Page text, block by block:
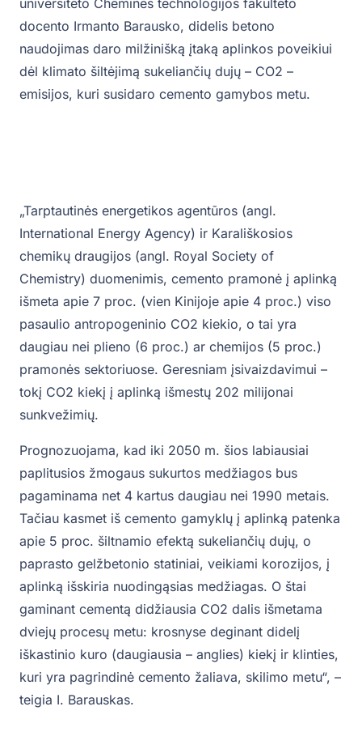
docento Irmanto Barausko, didelis betono
naudojimas daro milžinišką įtaką aplinkos poveikiui
dėl klimato šiltėjimą sukeliančių dujų – CO2 –
emisijos, kuri susidaro cemento gamybos metu.
„Tarptautinės energetikos agentūros (angl.
International Energy Agency) ir Karališkosios
chemikų draugijos (angl. Royal Society of
Chemistry) duomenimis, cemento pramonė į aplinką
išmeta apie 7 proc. (vien Kinijoje apie 4 proc.) viso
pasaulio antropogeninio CO2 kiekio, o tai yra
daugiau nei plieno (6 proc.) ar chemijos (5 proc.)
pramonės sektoriuose. Geresniam įsivaizdavimui –
tokį CO2 kiekį į aplinką išmestų 202 milijonai
sunkvežimių.
Prognozuojama, kad iki 2050 m. šios labiausiai
paplitusios žmogaus sukurtos medžiagos bus
pagaminama net 4 kartus daugiau nei 1990 metais.
Tačiau kasmet iš cemento gamyklų į aplinką patenka
apie 5 proc. šiltnamio efektą sukeliančių dujų, o
paprasto gelžbetonio statiniai, veikiami korozijos, į
aplinką išskiria nuodingąsias medžiagas. O štai
gaminant cementą didžiausia CO2 dalis išmetama
dviejų procesų metu: krosnyse deginant didelį
iškastinio kuro (daugiausia – anglies) kiekį ir klinties,
kuri yra pagrindinė cemento žaliava, skilimo metu“, –
teigia I. Barauskas.